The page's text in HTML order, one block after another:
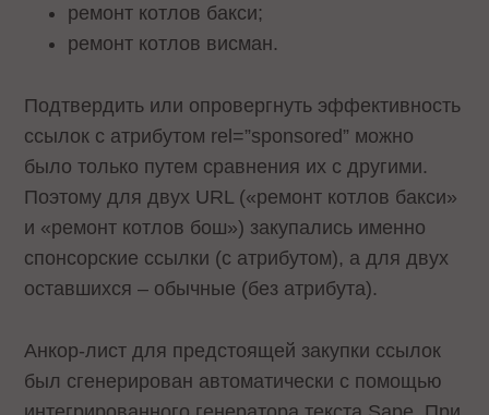
ремонт котлов бакси;
ремонт котлов висман.
Подтвердить или опровергнуть эффективность
ссылок с атрибутом rel=”sponsored” можно
было только путем сравнения их с другими.
Поэтому для двух URL («ремонт котлов бакси»
и «ремонт котлов бош») закупались именно
спонсорские ссылки (с атрибутом), а для двух
оставшихся – обычные (без атрибута).
Анкор-лист для предстоящей закупки ссылок
был сгенерирован автоматически с помощью